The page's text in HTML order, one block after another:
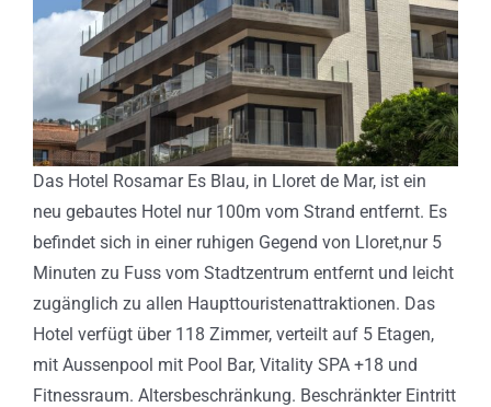
Das Hotel Rosamar Es Blau, in Lloret de Mar, ist ein
neu gebautes Hotel nur 100m vom Strand entfernt. Es
befindet sich in einer ruhigen Gegend von Lloret,nur 5
Minuten zu Fuss vom Stadtzentrum entfernt und leicht
zugänglich zu allen Haupttouristenattraktionen. Das
Hotel verfügt über 118 Zimmer, verteilt auf 5 Etagen,
mit Aussenpool mit Pool Bar, Vitality SPA +18 und
Fitnessraum. Altersbeschränkung. Beschränkter Eintritt